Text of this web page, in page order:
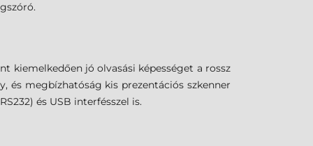
kiemelkedően jó olvasási képességet a rossz
és megbízhatóság kis prezentációs szkenner
és USB interfésszel is.